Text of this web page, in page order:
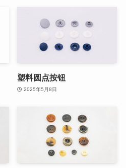
塑料圆点按钮
2025年5月8日